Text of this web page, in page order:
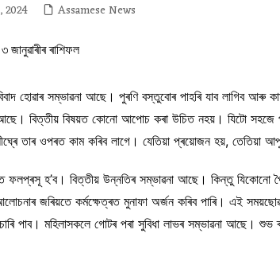
2024 Assamese News
হোৱাৰ সম্ভাৱনা আছে। পুৰণি বস্তুবোৰ পাহৰি যাব লাগিব আৰু
আছে। বিত্তীয় বিষয়ত কোনো আপোচ কৰা উচিত নহয়। যিটো
তাৰ ওপৰত কাম কৰিব লাগে। যেতিয়া প্ৰয়োজন হয়, তেতিয়া
ফলপ্ৰসূ হ’ব। বিত্তীয় উন্নতিৰ সম্ভাৱনা আছে। কিন্তু
জৰিয়তে কৰ্মক্ষেত্ৰত মুনাফা অৰ্জন কৰিব পাৰি। এই
পাব। মহিলাসকলে গোটৰ পৰা সুবিধা লাভৰ সম্ভাৱনা আছে। শুভ